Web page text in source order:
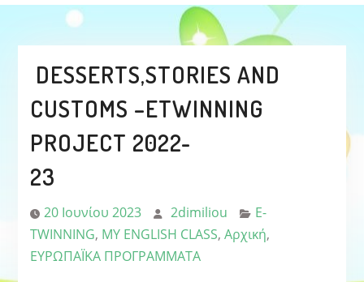
DESSERTS,STORIES AND
CUSTOMS –ETWINNING
PROJECT 2022-
23
20 Ιουνίου 2023 2dimiliou
E-
TWINNING, MY ENGLISH CLASS, Αρχική,
ΕΥΡΩΠΑΪΚΑ ΠΡΟΓΡΑΜΜΑΤΑ